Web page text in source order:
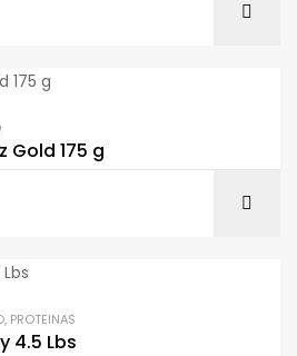
Gold 175 g
, PROTEINAS
4.5 Lbs